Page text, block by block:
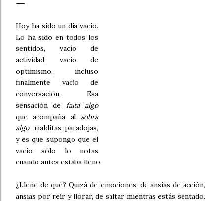
Hoy ha sido un día vacío.
Lo ha sido en todos los
sentidos, vacío de
actividad, vacío de
optimismo, incluso
finalmente vacío de
conversación. Esa
sensación de falta algo
que acompaña al sobra
algo, malditas paradojas,
y es que supongo que el
vacío sólo lo notas
cuando antes estaba lleno.
¿Lleno de qué? Quizá de emociones, de ansias de acción,
ansias por reír y llorar, de saltar mientras estás sentado.